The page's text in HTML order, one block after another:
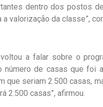
dentro dos postos
valorização da classe”,
a falar sobre o
de casas que foi
que seriam 2.500 casas,
2.500 casas”, afirmou.